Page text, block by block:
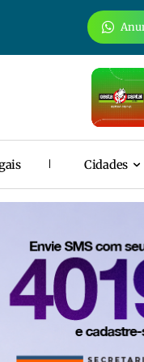
Cidades